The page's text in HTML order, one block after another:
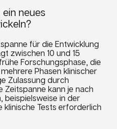
neues
für die Entwicklung
zwischen 10 und 15
Forschungsphase, die
Phasen klinischer
Zulassung durch
Zeitspanne kann je nach
beispielsweise in der
Tests erforderlich